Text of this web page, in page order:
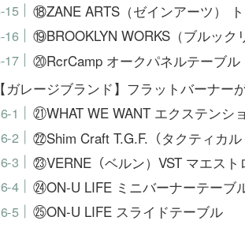
⑱ZANE ARTS（ゼインアーツ）
⑲BROOKLYN WORKS（ブルック
⑳RcrCamp オークパネルテーブル
【ガレージブランド】フラットバーナー
㉑WHAT WE WANT エクステンシ
㉒Shim Craft T.G.F.（タクティカル
㉓VERNE（ベルン）VST マエス
㉔ON-U LIFE ミニバーナーテーブ
㉕ON-U LIFE スライドテーブル